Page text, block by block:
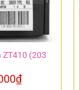
ZT410 (203
₫